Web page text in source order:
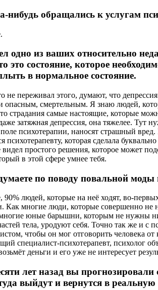
нибудь обращались к услугам
одно из ваших относительно
это состояние, которое
в нормальное состояние.
не переживал этого, думают, что
опасным, смертельным. Я знаю людей,
страдания самые настоящие, которые
затяжная депрессия, она тяжелее. Тут
психотерапии, наносят страшный
психотерапевту, которая сделала
видел простого решения, которое может
в этой сфере умнее тебя.
по поводу повальной моды
90% людей, которые на неё ходят, во-
Как многие люди, которые совершенно не
юные барышни, которым не нужны
тела, уродуют себя. Точно так же и с
чтобы он мог отговорить человека
специалист-психотерапевт, психолог
деньги и его уже не интересует
лет назад вы
выйдут и вернутся в